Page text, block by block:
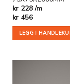
hjemmet ditt
– eleganse og
stukkatur her.
kr 228 /m
kr456
LEGG I